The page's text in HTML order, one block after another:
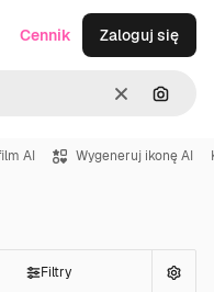
WyczyśćSzukaj
Cennik Zaloguj się
AI Wygeneruj ikonę AI
Filtry